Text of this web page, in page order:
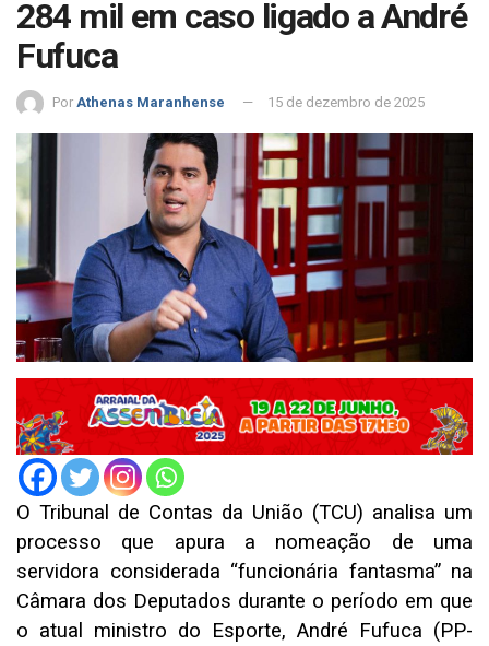
284 mil em caso ligado a André
Fufuca
Por Athenas Maranhense 15 de dezembro de 2025
O Tribunal de Contas da União (TCU) analisa um
processo que apura a nomeação de uma
servidora considerada “funcionária fantasma” na
Câmara dos Deputados durante o período em que
o atual ministro do Esporte, André Fufuca (PP-